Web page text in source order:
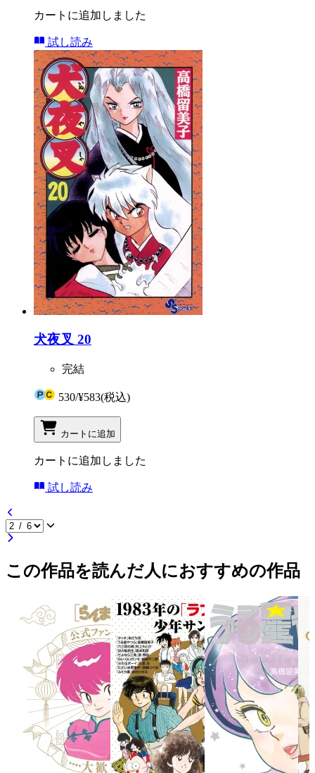
カートに追加しました
試し読み
犬夜叉 20
完結
530/¥583(税込)
カートに追加
カートに追加しました
試し読み
この作品を読んだ人におすすめの作品